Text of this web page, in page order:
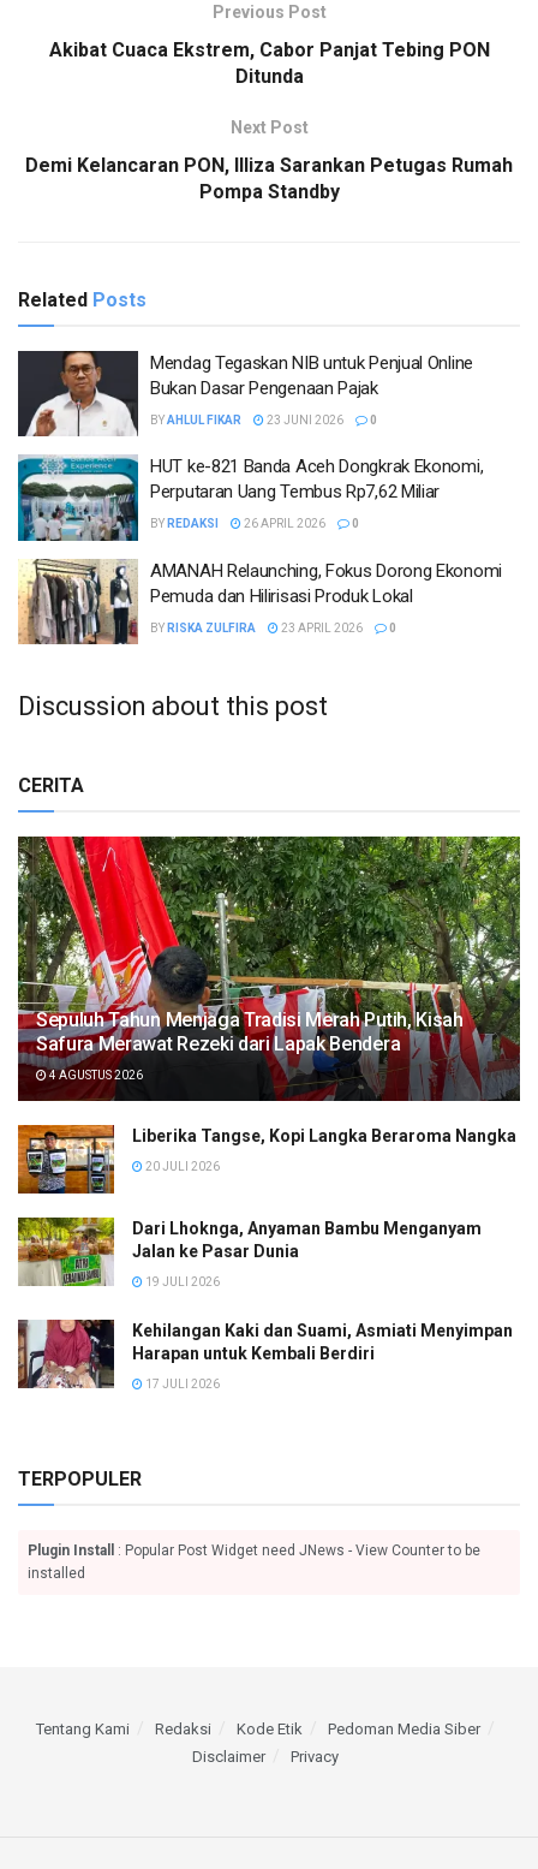
Previous Post
Akibat Cuaca Ekstrem, Cabor Panjat Tebing PON
Ditunda
Next Post
Demi Kelancaran PON, Illiza Sarankan Petugas Rumah
Pompa Standby
Related Posts
Mendag Tegaskan NIB untuk Penjual Online
Bukan Dasar Pengenaan Pajak
BYAHLUL FIKAR 23 JUNI 2026 0
HUT ke-821 Banda Aceh Dongkrak Ekonomi,
Perputaran Uang Tembus Rp7,62 Miliar
BY REDAKSI 26 APRIL 2026 0
AMANAH Relaunching, Fokus Dorong Ekonomi
Pemuda dan Hilirisasi Produk Lokal
BY RISKA ZULFIRA 23 APRIL 2026 0
Discussion about this post
CERITA
Sepuluh Tahun Menjaga Tradisi Merah Putih, Kisah
Safura Merawat Rezeki dari Lapak Bendera
4 AGUSTUS 2026
Liberika Tangse, Kopi Langka Beraroma Nangka
20 JULI 2026
Dari Lhoknga, Anyaman Bambu Menganyam
Jalan ke Pasar Dunia
19 JULI 2026
Kehilangan Kaki dan Suami, Asmiati Menyimpan
Harapan untuk Kembali Berdiri
17 JULI 2026
TERPOPULER
Plugin Install
: Popular Post Widget need JNews - View Counter to be
installed
Tentang Kami Redaksi Kode Etik
Pedoman Media Siber
Disclaimer
Privacy